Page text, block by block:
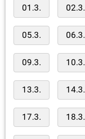
01.3. 02.3.
05.3. 06.3.
09.3. 10.3.
13.3. 14.3.
17.3. 18.3.